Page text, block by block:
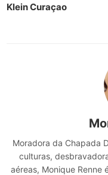
Klein Curaçao
Moradora da Chapada
culturas,
aéreas, Monique Renne